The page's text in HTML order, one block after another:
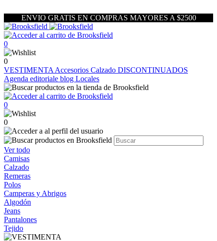
ENVIO GRATIS EN COMPRAS MAYORES A $2500
0
0
VESTIMENTA Accesorios Calzado DISCONTINUADOS
Agenda editoriale blog Locales
0
0
Ver todo
Camisas
Calzado
Remeras
Polos
Camperas y Abrigos
Algodón
Jeans
Pantalones
Tejido